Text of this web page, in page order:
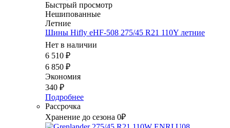
Быстрый просмотр
Нешипованные
Летние
Шины Hifly eHF-508 275/45 R21 110Y летние
Нет в наличии
6 510 ₽
6 850 ₽
Экономия
340 ₽
Подробнее
Рассрочка
Хранение до сезона 0₽